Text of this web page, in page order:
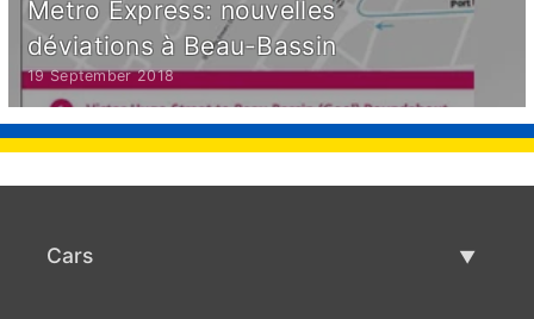
Metro Express: nouvelles
déviations à Beau-Bassin
19 September 2018
Cars